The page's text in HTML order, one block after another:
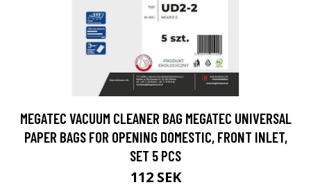
MEGATEC VACUUM CLEANER BAG MEGATEC UNIVERSAL
PAPER BAGS FOR OPENING DOMESTIC, FRONT INLET,
SET 5 PCS
112 SEK